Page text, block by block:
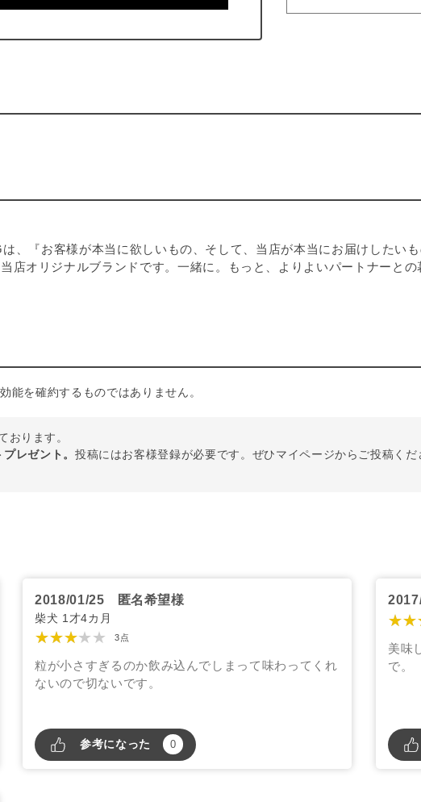
、『お客様が本当に欲しいもの、そして、当店が本当にお届けしたい
店オリジナルブランドです。一緒に。もっと、よりよいパートナーと
能を確約するものではありません。
おります。
レゼント。 投稿にはお客様登録が必要です。ぜひマイページからご投稿くだ
2018/01/25 匿名希望様
柴犬 1才4カ月
★★★★★ 3点
粒が小さすぎるのか飲み込んでしまって味わってくれ
ないので切ないです。
参考になった 0
美味
で。